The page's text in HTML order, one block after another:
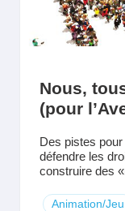
Nous,
(pour
Des pistes
défendre les
construire des
Animation/Jeu